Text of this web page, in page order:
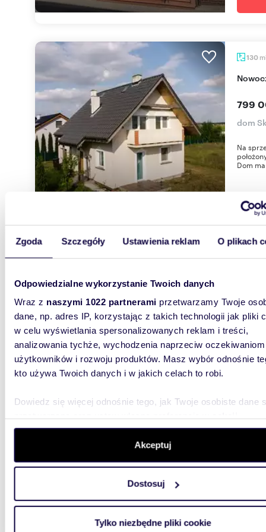
Zgoda Szczegóły Ustawienia reklam O plikach
Odpowiedzialne wykorzystanie Twoich danych
Wraz z naszymi 1022 partnerami przetwarzamy Twoje
dane, np. adres IP, korzystając z takich technologii jak pliki
w celu wyświetlania spersonalizowanych reklam i treści,
analizowania tychże, wychodzenia naprzeciw oczekiwaniom
użytkowników i rozwoju produktów. Masz wybór odnośnie
kto używa Twoich danych i w jakich celach to robi.
Dowiedz się więcej odnośnie tego, jak Twoje osobiste dane
szczegółów. W Deklaracji plików cookie możesz zmienić
wycofać swoją zgodę w dowolnej chwili.
aby oferować funkcje społecznościowe i analizować ruch w
witrynie. Informacje o tym, jak korzystasz z naszej witryny,
analitycznym. Partnerzy mogą połączyć te informacje z
Akceptuj
Dostosuj
Tylko niezbędne pliki cookie
130 m
799
dom
Na
Dom
1 980
dom
Przestronny dom 238 m² z ogrodem, garażem i